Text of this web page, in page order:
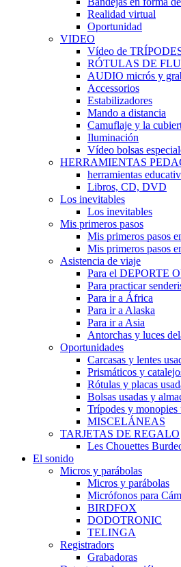
Realidad virtual
Oportunidad
VIDEO
Vídeo de
RÓTULAS DE
AUDIO micrós y
Accessorios
Estabilizadores
Mando a distancia
Camuflaje y la
Iluminación
Vídeo bolsas
HERRAMIENTAS
herramientas
Libros, CD, DVD
Los inevitables
Los inevitables
Mis primeros pasos
Mis primeros pasos
Mis primeros pasos
Asistencia de viaje
Para el DEPORTE
Para practicar
Para ir a África
Para ir a Alaska
Para ir a Asia
Antorchas y luces
Oportunidades
Carcasas y lentes
Prismáticos y
Rótulas y placas
Bolsas usadas y
Trípodes y monopies
MISCELÁNEAS
TARJETAS DE REGALO
Les Chouettes
El sonido
Micros y parábolas
Micros y parábolas
Micrófonos para
BIRDFOX
DODOTRONIC
TELINGA
Registradors
Grabadoras